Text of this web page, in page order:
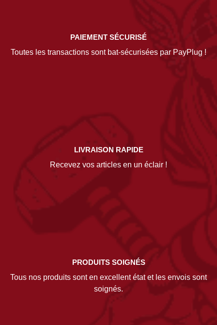
PAIEMENT SÉCURISÉ
Toutes les transactions sont bat-sécurisées par PayPlug !
LIVRAISON RAPIDE
Recevez vos articles en un éclair !
PRODUITS SOIGNÉS
Tous nos produits sont en excellent état et les envois sont
soignés.